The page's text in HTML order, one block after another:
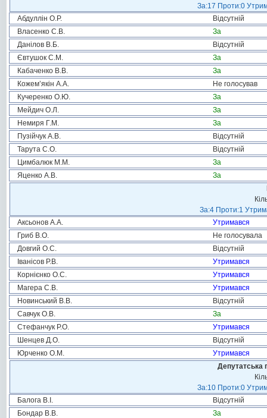
За:17 Проти:0
Абдуллін О.Р.
Відсутній
Власенко С.В.
За
Данілов В.Б.
Відсутній
Євтушок С.М.
За
Кабаченко В.В.
За
Кожем’якін А.А.
Не голосував
Кучеренко О.Ю.
За
Мейдич О.Л.
За
Немиря Г.М.
За
Пузійчук А.В.
Відсутній
Тарута С.О.
Відсутній
Цимбалюк М.М.
За
Яценко А.В.
За
За:4 Проти:1
Аксьонов А.А.
Утримався
Гриб В.О.
Не голосувала
Довгий О.С.
Відсутній
Іванісов Р.В.
Утримався
Корнієнко О.С.
Утримався
Магера С.В.
Утримався
Новинський В.В.
Відсутній
Савчук О.В.
За
Стефанчук Р.О.
Утримався
Шенцев Д.О.
Відсутній
Юрченко О.М.
Утримався
Депутатська
За:10 Проти:0
Балога В.І.
Відсутній
Бондар В.В.
За